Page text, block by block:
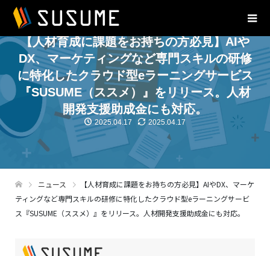
【人材育成に課題をお持ちの方必見】AIや
DX、マーケティングなど専門スキルの研修
に特化したクラウド型eラーニングサービス
『SUSUME（ススメ）』をリリース。人材
開発支援助成金にも対応。
2025.04.17 2025.04.17
ニュース
【人材育成に課題をお持ちの方必見】AIやDX、マーケ
ティングなど専門スキルの研修に特化したクラウド型eラーニングサービ
ス『SUSUME（ススメ）』をリリース。人材開発支援助成金にも対応。